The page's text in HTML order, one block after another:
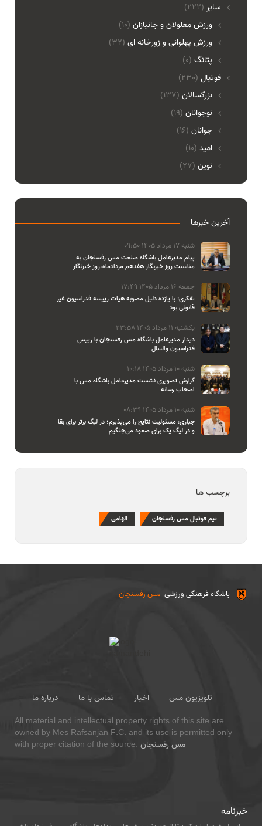
(222) ساير
ورزش معلولان و جانبازان (10)
ورزش پهلوانی و زورخانه ای (32)
پتانگ (0)
(230) فوتبال
بزرگسالان (137)
نوجوانان (19)
جوانان (16)
امید (10)
نوین (27)
آخرین خبرها
شنبه 17 مرداد 1405 09:50
پیام مدیرعامل باشگاه صنعت مس رفسنجان به
مناسبت روز خبرنگار هفدهم مردادماه،روز خبرنگار
جمعه 16 مرداد 1405 17:49
تفکری: با یازده دلیل مصوبه هیات رییسه فدراسیون غیر
قانونی بود
یکشنبه 11 مرداد 1405 23:58
دیدار مدیرعامل باشگاه مس رفسنجان با رییس
فدراسیون والیبال
شنبه 10 مرداد 1405 10:18
گزارش تصویری نشست مدیرعامل باشگاه مس با
اصحاب رسانه
شنبه 10 مرداد 1405 08:39
جباری: مسئولیت نتایج را می‌پذیرم؛ در لیگ برتر برای بقا
و در لیگ یک برای صعود می‌جنگیم
برچسب ها
تیم فوتبال مس رفسنجان الهامی
مس رفسنجان باشگاه فرهنگی ورزشی
درباره ما تماس با ما اخبار
تلویزیون مس
All material and intellectual property rights of this site are
owned by Mes Rafsanjan F.C. and its use is permitted only
with proper citation of the source. مس رفسنجان
خبرنامه